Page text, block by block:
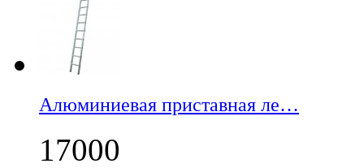
Алюминиевая приставная ле…
17000